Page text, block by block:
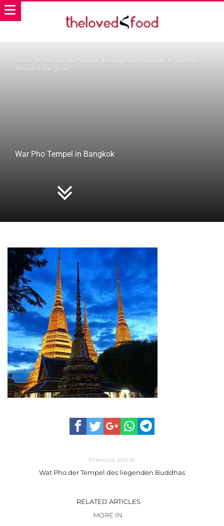
Home Wat Pho der Tempel des liegenden Buddhas
War Pho
Tempel in Bangkok
War Pho Tempel in Bangkok
Previous article
Wat Pho der Tempel des liegenden Buddhas
RELATED ARTICLES
MORE IN